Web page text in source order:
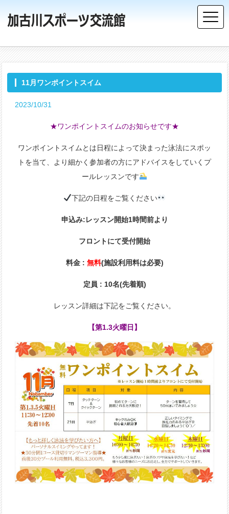
11月ワンポイントスイム
2023/10/31
★ワンポイントスイムのお知らせです★
ワンポイントスイムとは日程によって決まった泳法にスポッ
トを当て、より細かく参加者の方にアドバイスをしていくプ
ールレッスンです
下記の日程をご覧ください
申込み:レッスン開始1時間前より
フロントにて受付開始
料金 : 無料(施設利用料は必要)
定員 : 10名(先着順)
レッスン詳細は下記をご覧ください。
【第1.3火曜日】